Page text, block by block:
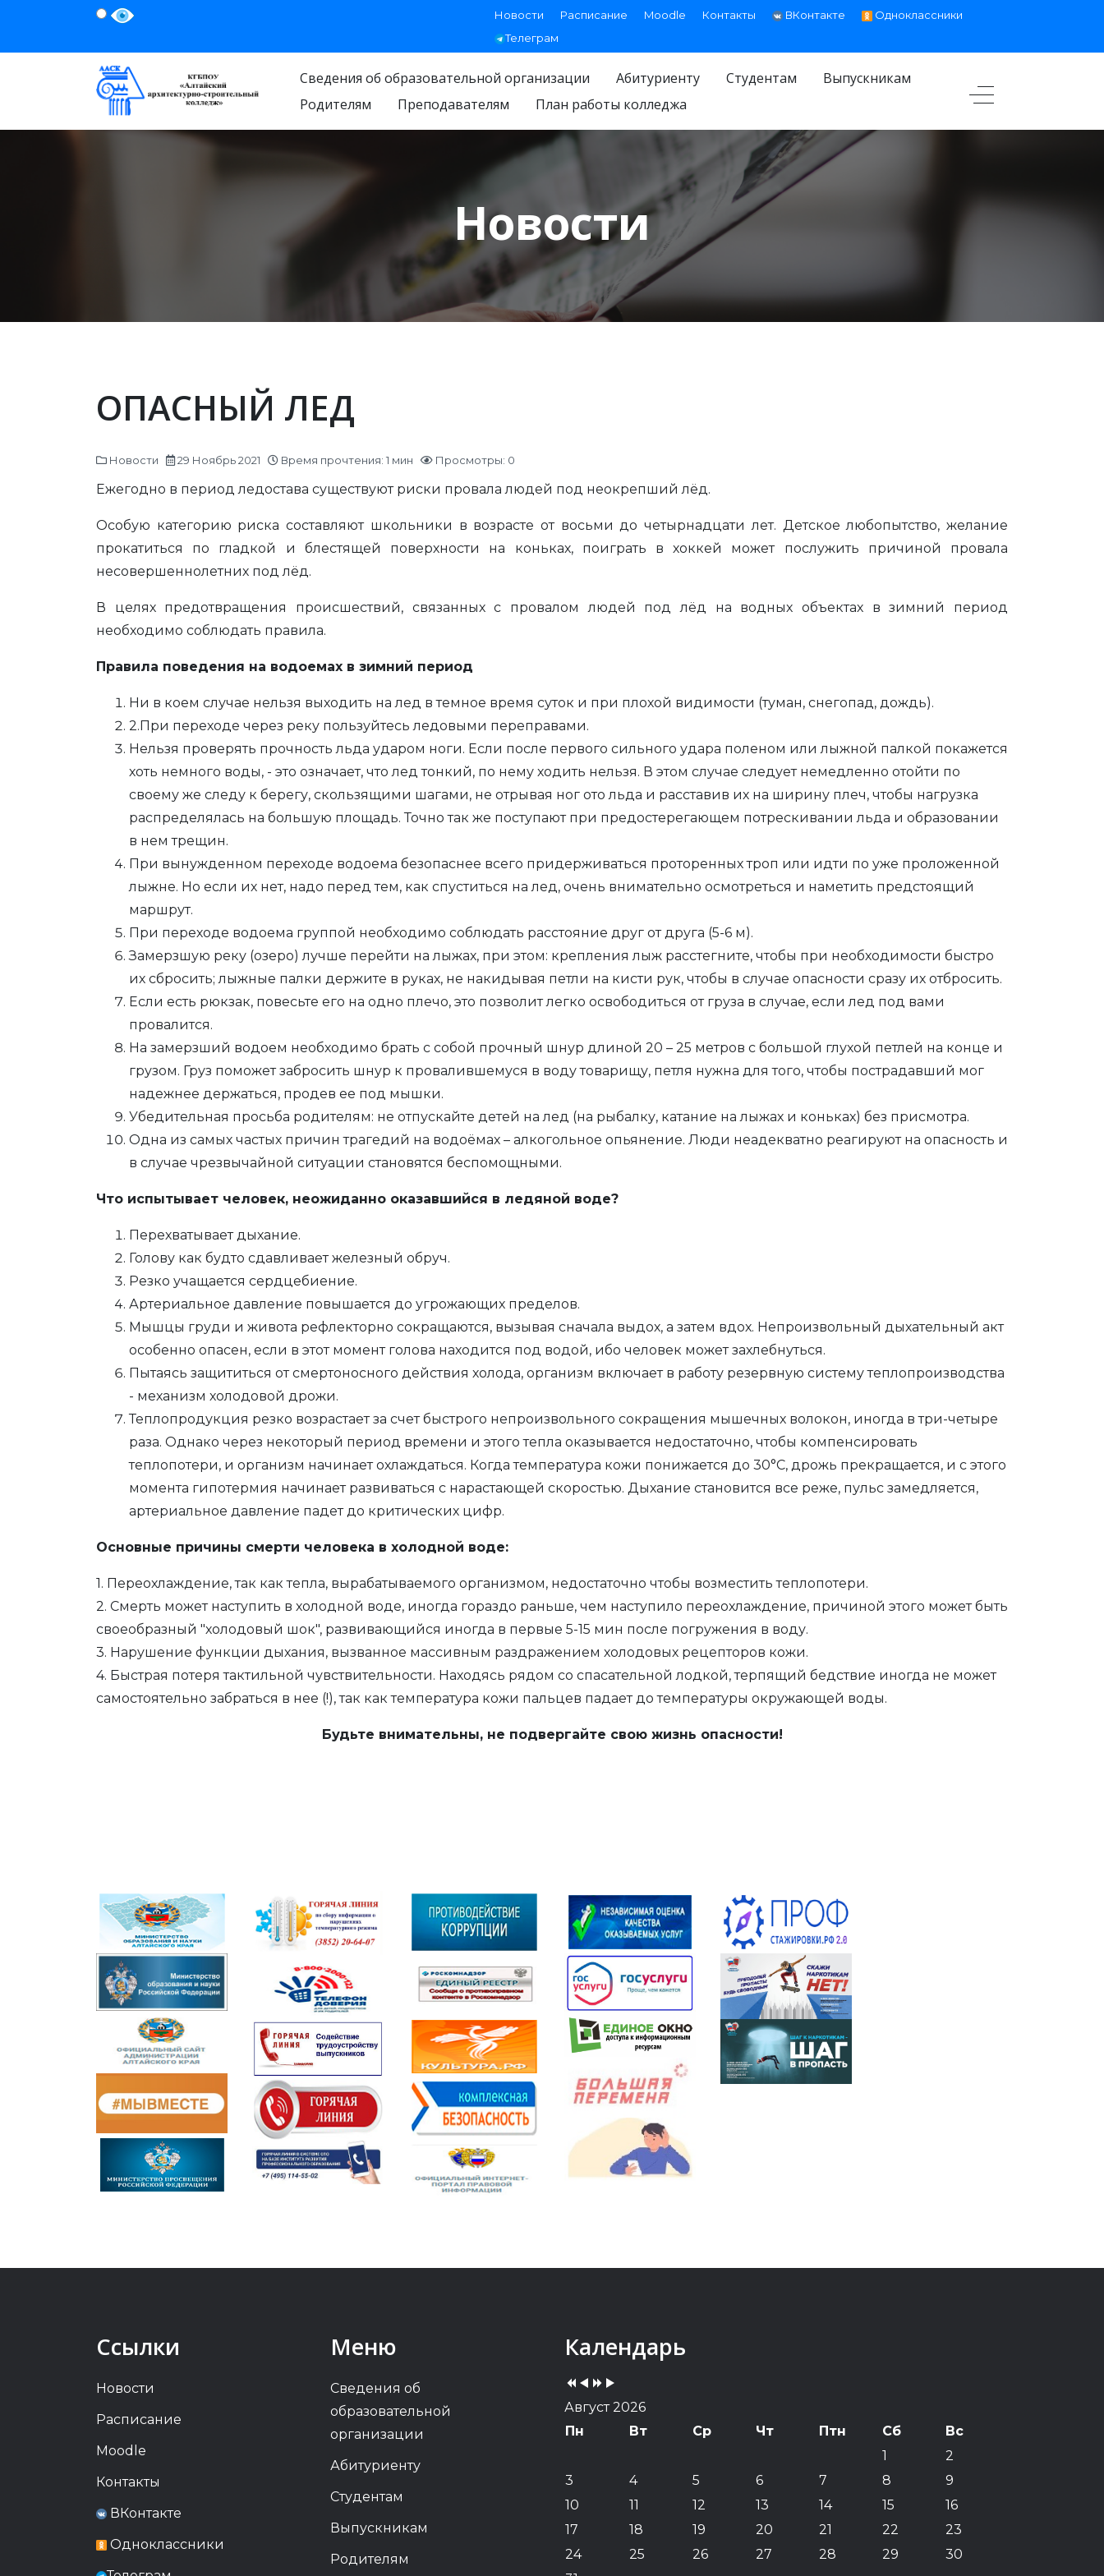
Новости Расписание Moodle Контакты ВКонтакте
Одноклассники
Телеграм
Сведения об образовательной организации Абитуриенту Студентам
Выпускникам
Родителям
Преподавателям План работы колледжа
Новости
ОПАСНЫЙ ЛЕД
Новости 29 Ноябрь 2021 Время прочтения: 1 мин Просмотры: 0
Ежегодно в период ледостава существуют риски провала людей под неокрепший лёд.
Особую категорию риска составляют школьники в возрасте от восьми до четырнадцати лет. Детское любопытство, желание
прокатиться по гладкой и блестящей поверхности на коньках, поиграть в хоккей может послужить причиной провала
несовершеннолетних под лёд.
В целях предотвращения происшествий, связанных с провалом людей под лёд на водных объектах в зимний период
необходимо соблюдать правила.
Правила поведения на водоемах в зимний период
Ни в коем случае нельзя выходить на лед в темное время суток и при плохой видимости (туман, снегопад, дождь).
2.При переходе через реку пользуйтесь ледовыми переправами.
Нельзя проверять прочность льда ударом ноги. Если после первого сильного удара поленом или лыжной палкой покажется
хоть немного воды, - это означает, что лед тонкий, по нему ходить нельзя. В этом случае следует немедленно отойти по
своему же следу к берегу, скользящими шагами, не отрывая ног ото льда и расставив их на ширину плеч, чтобы нагрузка
распределялась на большую площадь. Точно так же поступают при предостерегающем потрескивании льда и образовании
в нем трещин.
При вынужденном переходе водоема безопаснее всего придерживаться проторенных троп или идти по уже проложенной
лыжне. Но если их нет, надо перед тем, как спуститься на лед, очень внимательно осмотреться и наметить предстоящий
маршрут.
При переходе водоема группой необходимо соблюдать расстояние друг от друга (5-6 м).
Замерзшую реку (озеро) лучше перейти на лыжах, при этом: крепления лыж расстегните, чтобы при необходимости быстро
их сбросить; лыжные палки держите в руках, не накидывая петли на кисти рук, чтобы в случае опасности сразу их отбросить.
Если есть рюкзак, повесьте его на одно плечо, это позволит легко освободиться от груза в случае, если лед под вами
провалится.
На замерзший водоем необходимо брать с собой прочный шнур длиной 20 – 25 метров с большой глухой петлей на конце и
грузом. Груз поможет забросить шнур к провалившемуся в воду товарищу, петля нужна для того, чтобы пострадавший мог
надежнее держаться, продев ее под мышки.
Убедительная просьба родителям: не отпускайте детей на лед (на рыбалку, катание на лыжах и коньках) без присмотра.
Одна из самых частых причин трагедий на водоёмах – алкогольное опьянение. Люди неадекватно реагируют на опасность и
в случае чрезвычайной ситуации становятся беспомощными.
Что испытывает человек, неожиданно оказавшийся в ледяной воде?
Перехватывает дыхание.
Голову как будто сдавливает железный обруч.
Резко учащается сердцебиение.
Артериальное давление повышается до угрожающих пределов.
Мышцы груди и живота рефлекторно сокращаются, вызывая сначала выдох, а затем вдох. Непроизвольный дыхательный акт
особенно опасен, если в этот момент голова находится под водой, ибо человек может захлебнуться.
Пытаясь защититься от смертоносного действия холода, организм включает в работу резервную систему теплопроизводства
- механизм холодовой дрожи.
Теплопродукция резко возрастает за счет быстрого непроизвольного сокращения мышечных волокон, иногда в три-четыре
раза. Однако через некоторый период времени и этого тепла оказывается недостаточно, чтобы компенсировать
теплопотери, и организм начинает охлаждаться. Когда температура кожи понижается до 30°С, дрожь прекращается, и с этого
момента гипотермия начинает развиваться с нарастающей скоростью. Дыхание становится все реже, пульс замедляется,
артериальное давление падет до критических цифр.
Основные причины смерти человека в холодной воде:
1. Переохлаждение, так как тепла, вырабатываемого организмом, недостаточно чтобы возместить теплопотери.
2. Смерть может наступить в холодной воде, иногда гораздо раньше, чем наступило переохлаждение, причиной этого может быть
своеобразный "холодовый шок", развивающийся иногда в первые 5-15 мин после погружения в воду.
3. Нарушение функции дыхания, вызванное массивным раздражением холодовых рецепторов кожи.
4. Быстрая потеря тактильной чувствительности. Находясь рядом со спасательной лодкой, терпящий бедствие иногда не может
самостоятельно забраться в нее (!), так как температура кожи пальцев падает до температуры окружающей воды.
Будьте внимательны, не подвергайте свою жизнь опасности!
Ссылки
Новости
Расписание
Moodle
Контакты
ВКонтакте
Одноклассники
Меню
Сведения об
образовательной
организации
Абитуриенту
Студентам
Выпускникам
Родителям
Календарь
Previous
Year
Previous
Month
YearMonth
Август 2026
Пн
Вт Ср Чт Птн Сб
Вс
1
2
3
4 5 6 7 8
9
10
11 12 13 14 15
16
17
18 19 20 21 22
23
24
25 26 27 28 29
30